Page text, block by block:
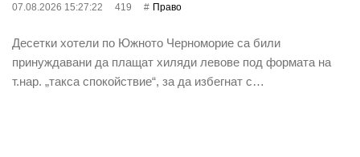
07.08.2026 15:27:22 419 Право
Десетки хотели по Южното Черноморие са били
принуждавани да плащат хиляди левове под формата на
т.нар. „такса спокойствие“, за да избегнат с…